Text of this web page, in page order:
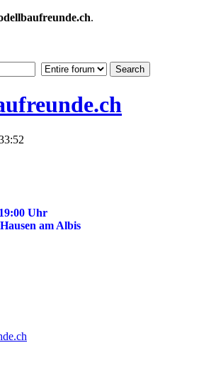
.
Uhr
am Albis